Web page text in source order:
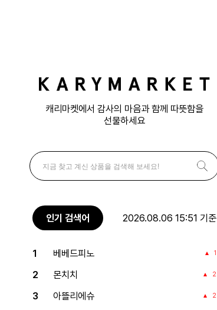
캐리마켓에서 감사의 마음과 함께 따뜻함을
선물하세요
인기 검색어 2026.08.06 15:51 기준
1 베베드피노 1
2 몬치치 2
3 아뜰리에슈 2